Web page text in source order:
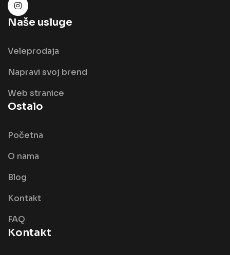
Naše usluge
Veleprodaja
Napravi svoj brend
Web stranice
Ostalo
Početna
O nama
Blog
Kontakt
FAQ
Kontakt